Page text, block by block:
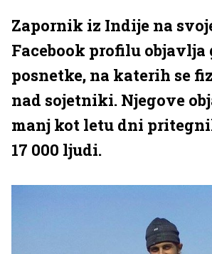
Zapornik iz Indije na
Facebook profilu
posnetke, na katerih se
nad sojetniki. Njegove
manj kot letu dni
17 000 ljudi.